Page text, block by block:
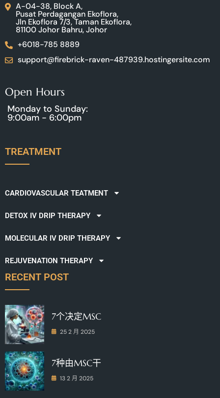
A-04-38, Block A,
Pusat Perdagangan Ekoflora,
Jln Ekoflora 7/3, Taman Ekoflora,
81100 Johor Bahru, Johor
+6018-785 8889
support@firebrick-raven-487939.hostingersite.com
Open Hours
Monday to Sunday:
9:00am - 6:00pm
TREATMENT
CARDIOVASCULAR TEATMENT
DETOX IV DRIP THERAPY
MOLECULAR IV DRIP THERAPY
REJUVENATION THERAPY
RECENT POST
7个决定MSC
25 2 月 2025
7种由MSC干
13 2 月 2025